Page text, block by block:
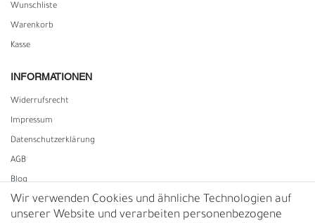
Wunschliste
Warenkorb
Kasse
INFORMATIONEN
Widerrufs­recht
Impressum
Daten­schutz­erklärung
AGB
Blog
Vertrag widerrufen
Wir verwenden Cookies und ähnliche Technologien auf
unserer Website und verarbeiten personenbezogene